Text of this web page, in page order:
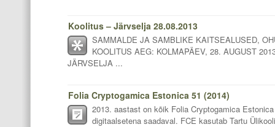
Koolitus – Järvselja 28.08.2013
SAMMALDE JA SAMBLIKE KAITSEALUSED,
KOOLITUS AEG: KOLMAPÄEV, 28. AUGUST
JÄRVSELJA ...
Folia Cryptogamica Estonica 51 (2014)
2013. aastast on kõik Folia Cryptogamica
digitaalsetena saadaval. FCE kasutab Tartu